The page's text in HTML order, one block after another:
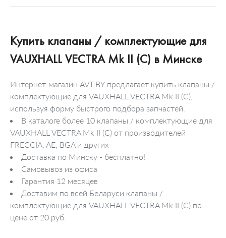
Купить клапаны / комплектующие для
VAUXHALL VECTRA Mk II (C) в Минске
Интернет-магазин AVT.BY предлагает купить клапаны /
комплектующие для VAUXHALL VECTRA Mk II (C),
используя форму быстрого подбора запчастей.
В каталоге более 10 клапаны / комплектующие для
VAUXHALL VECTRA Mk II (C) от производителей
FRECCIA, AE, BGA и других
Доставка по Минску - бесплатно!
Самовывоз из офиса
Гарантия 12 месяцев
Доставим по всей Беларуси клапаны /
комплектующие для VAUXHALL VECTRA Mk II (C) по
цене от 20 руб.